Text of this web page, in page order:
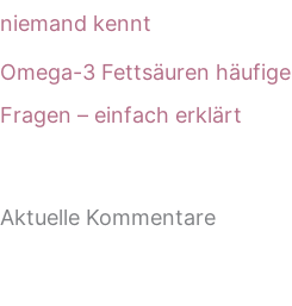
niemand kennt
Omega-3 Fettsäuren häufige
Fragen – einfach erklärt
Aktuelle Kommentare